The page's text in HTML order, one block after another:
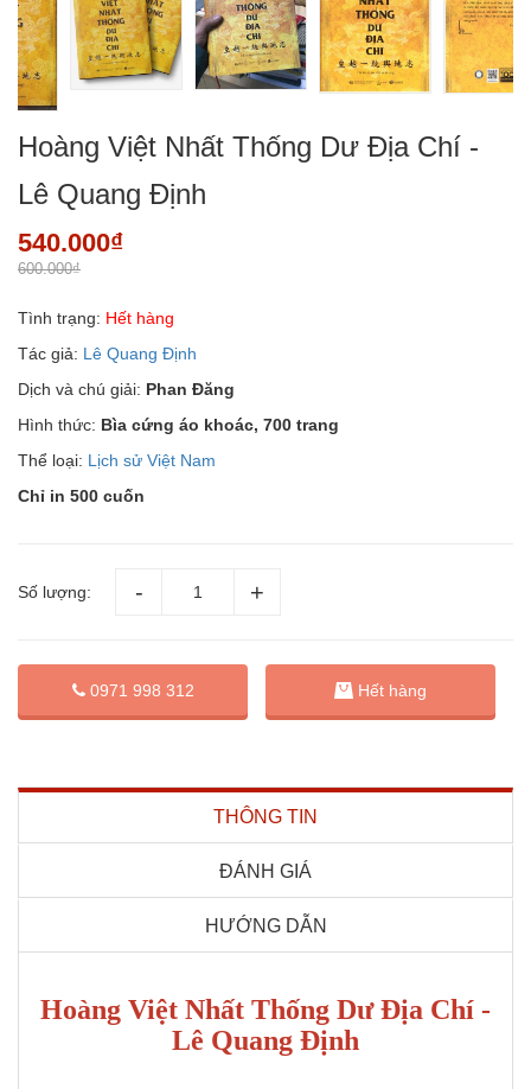
Hoàng Việt Nhất Thống Dư Địa Chí -
Lê Quang Định
540.000₫
600.000₫
Tình trạng: Hết hàng
Tác giả: Lê Quang Định
Dịch và chú giải: Phan Đăng
Hình thức: Bìa cứng áo khoác, 700 trang
Thể loại: Lịch sử Việt Nam
Chỉ in 500 cuốn
Số lượng:
0971 998 312 Hết hàng
THÔNG TIN
ĐÁNH GIÁ
HƯỚNG DẪN
Hoàng Việt Nhất Thống Dư Địa Chí -
Lê Quang Định